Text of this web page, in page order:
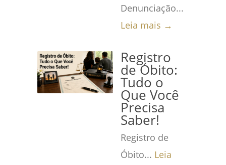
Denunciação...
Leia mais →
Registro
de Óbito:
Tudo o
Que Você
Precisa
Saber!
Registro de
Óbito... Leia